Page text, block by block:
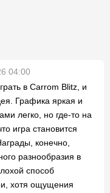
04:00
в Carrom Blitz, и
Графика яркая и
легко, но где-то на
игра становится
конечно,
разнообразия в
способ
хотя ощущения